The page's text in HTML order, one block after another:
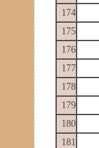
174
175
176
177
178
179
180
181